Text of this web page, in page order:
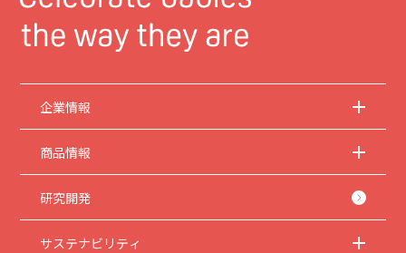
企業情報
商品情報
研究開発
サステナビリティ